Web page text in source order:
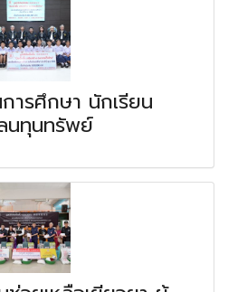
ารศึกษา นักเรียน
นทุนทรัพย์